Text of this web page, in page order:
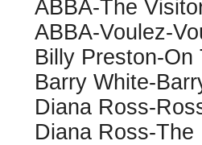
ABBA-The
ABBA-Voulez-
Billy Preston-On
Barry White-
Diana Ross-
Diana Ross-